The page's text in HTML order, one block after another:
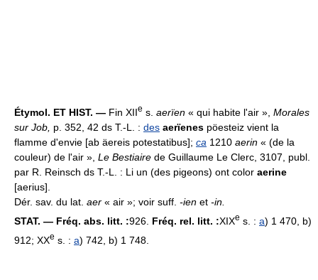
Étymol. ET HIST. — Fin XIIe s. aerïen « qui habite l'air », Morales
sur Job, p. 352, 42 ds T.-L. : des aerïenes pöesteiz vient la
flamme d'envie [ab äereis potestatibus]; ca 1210 aerin « (de la
couleur) de l'air », Le Bestiaire de Guillaume Le Clerc, 3107, publ.
par R. Reinsch ds T.-L. : Li un (des pigeons) ont color aerine
[aerius].
Dér. sav. du lat. aer « air »; voir suff. -ien et -in.
STAT. — Fréq. abs. litt. :926. Fréq. rel. litt. :XIXe s. : a) 1 470, b)
912; XXe s. : a) 742, b) 1 748.